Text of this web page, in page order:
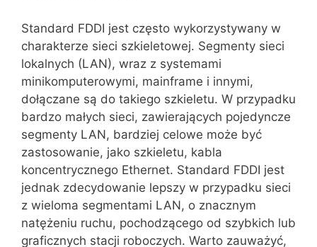
Standard FDDI jest często wykorzystywany w
charakterze sieci szkieletowej. Segmenty sieci
lokalnych (LAN), wraz z systemami
minikomputerowymi, mainframe i innymi,
dołączane są do takiego szkieletu. W przypadku
bardzo małych sieci, zawierających pojedyncze
segmenty LAN, bardziej celowe może być
zastosowanie, jako szkieletu, kabla
koncentrycznego Ethernet. Standard FDDI jest
jednak zdecydowanie lepszy w przypadku sieci
z wieloma segmentami LAN, o znacznym
natężeniu ruchu, pochodzącego od szybkich lub
graficznych stacji roboczych. Warto zauważyć,